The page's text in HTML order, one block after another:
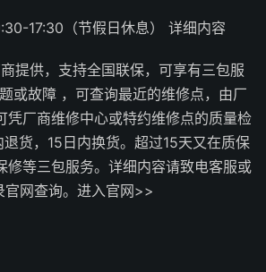
17:30（节假日休息） 详细内容
提供，支持全国联保，可享有三包服
或故障 ，可查询最近的维修点，由厂
凭厂商维修中心或特约维修点的质量检
货，15日内换货。超过15天又在质保
修等三包服务。详细内容请致电客服或
官网查询。进入官网>>